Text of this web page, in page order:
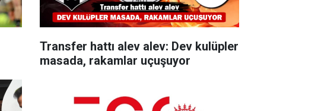
Transfer hattı alev alev: Dev kulüpler
masada, rakamlar uçuşuyor